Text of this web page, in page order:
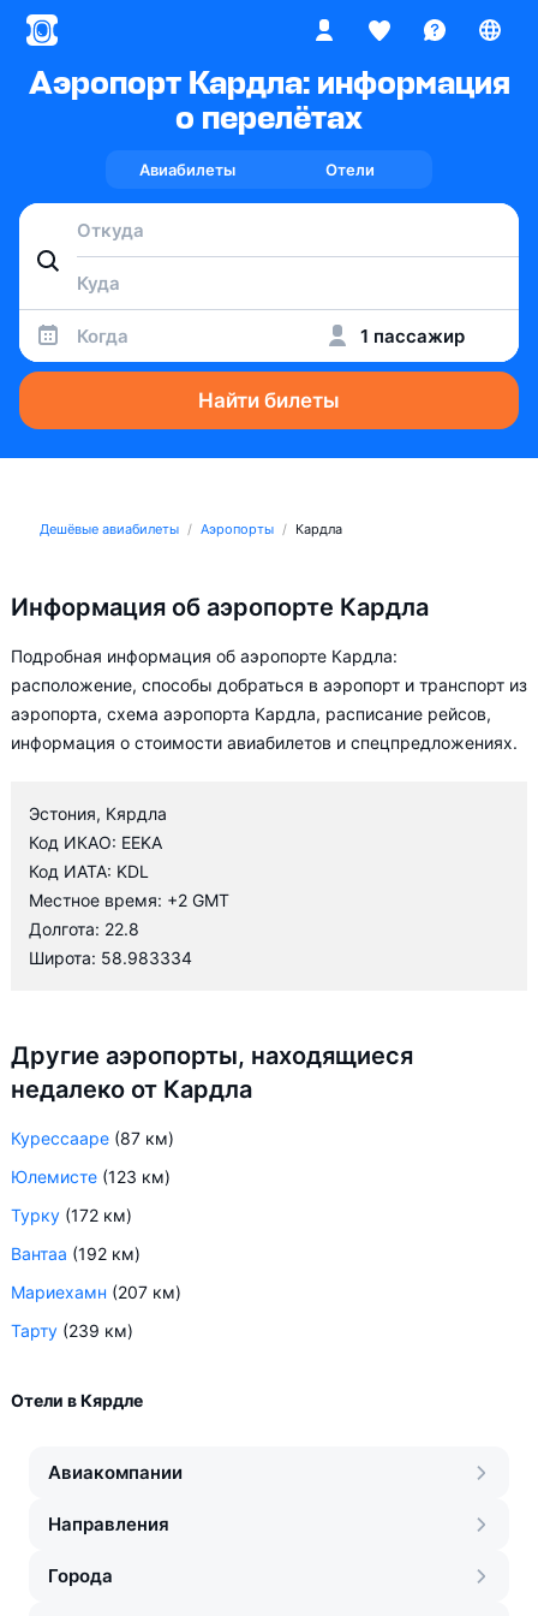
Аэропорт Кардла: информация
о перелётах
Авиабилеты Отели
Когда 1 пассажир
Найти билеты
Дешёвые авиабилеты Аэропорты Кардла
Информация об аэропорте Кардла
Подробная информация об аэропорте Кардла:
расположение, способы добраться в аэропорт и транспорт из
аэропорта, схема аэропорта Кардла, расписание рейсов,
информация о стоимости авиабилетов и спецпредложениях.
Эстония, Кярдла
Код ИКАО: EEKA
Код ИАТА: KDL
Местное время: +2 GMT
Долгота: 22.8
Широта: 58.983334
Другие аэропорты, находящиеся
недалеко от Кардла
Курессааре (87 км)
Юлемисте (123 км)
Турку (172 км)
Вантаа (192 км)
Мариехамн (207 км)
Тарту (239 км)
Отели в Кярдле
Авиакомпании
Направления
Города